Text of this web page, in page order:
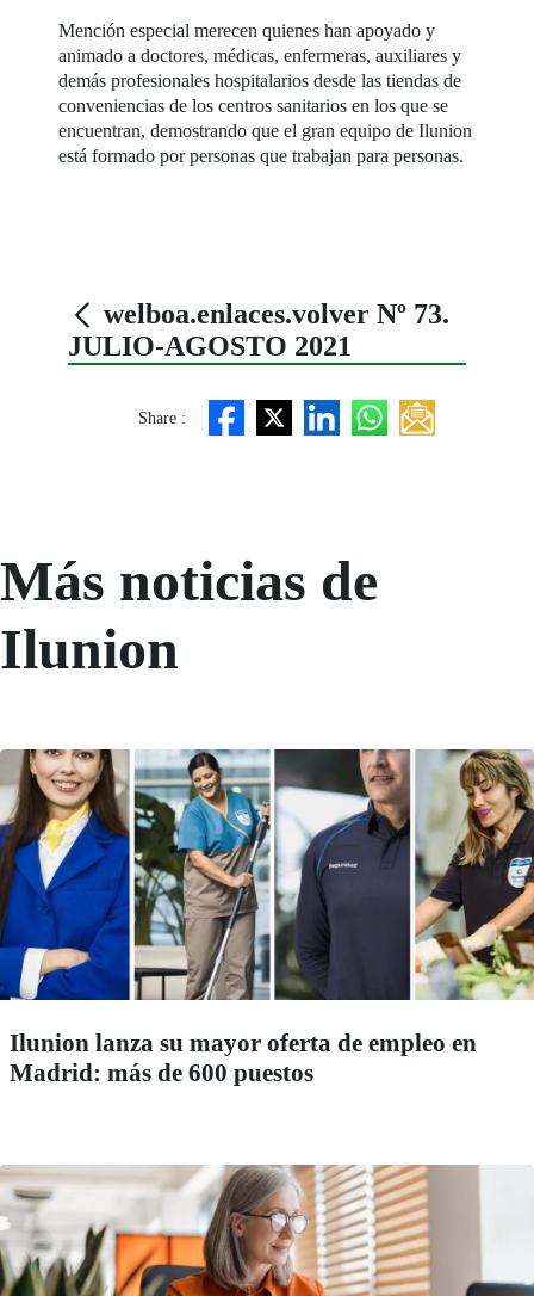
Mención especial merecen quienes han apoyado y
animado a doctores, médicas, enfermeras, auxiliares y
demás profesionales hospitalarios desde las tiendas de
conveniencias de los centros sanitarios en los que se
encuentran, demostrando que el gran equipo de Ilunion
está formado por personas que trabajan para personas.
welboa.enlaces.volver Nº 73.
JULIO-AGOSTO 2021
Share :
Más noticias de
Ilunion
Ilunion lanza su mayor oferta de empleo en
Madrid: más de 600 puestos